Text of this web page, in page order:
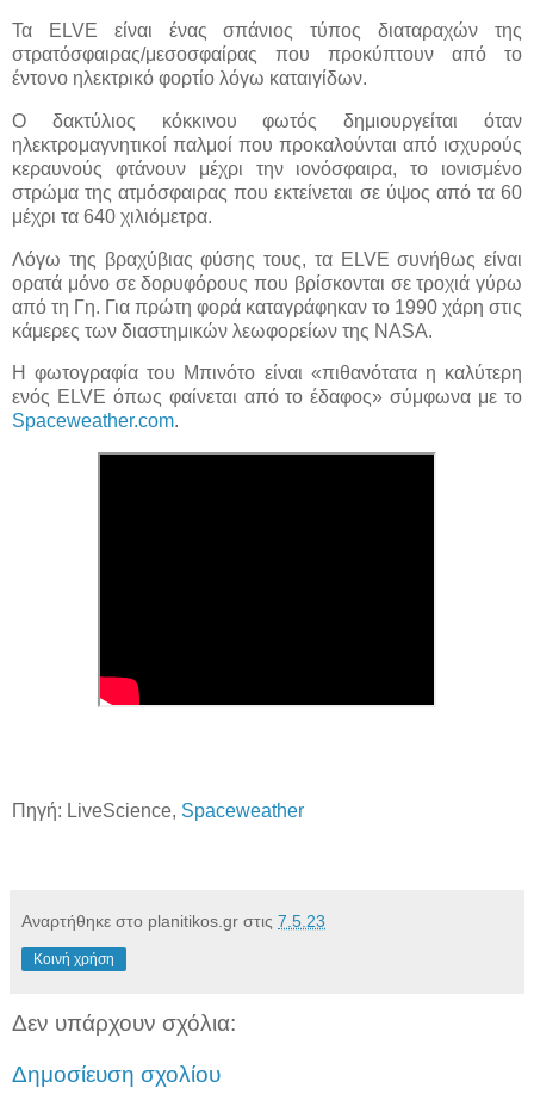
Τα ELVE είναι ένας σπάνιος τύπος διαταραχών της
στρατόσφαιρας/μεσοσφαίρας που προκύπτουν από το
έντονο ηλεκτρικό φορτίο λόγω καταιγίδων.
Ο δακτύλιος κόκκινου φωτός δημιουργείται όταν
ηλεκτρομαγνητικοί παλμοί που προκαλούνται από ισχυρούς
κεραυνούς φτάνουν μέχρι την ιονόσφαιρα, το ιονισμένο
στρώμα της ατμόσφαιρας που εκτείνεται σε ύψος από τα 60
μέχρι τα 640 χιλιόμετρα.
Λόγω της βραχύβιας φύσης τους, τα ELVE συνήθως είναι
ορατά μόνο σε δορυφόρους που βρίσκονται σε τροχιά γύρω
από τη Γη. Για πρώτη φορά καταγράφηκαν το 1990 χάρη στις
κάμερες των διαστημικών λεωφορείων της NASA.
Η φωτογραφία του Μπινότο είναι «πιθανότατα η καλύτερη
ενός ELVE όπως φαίνεται από το έδαφος» σύμφωνα με το
Spaceweather.com.
Πηγή: LiveScience, Spaceweather
Αναρτήθηκε στο planitikos.gr στις 7.5.23
Κοινή χρήση
Δεν υπάρχουν σχόλια:
Δημοσίευση σχολίου